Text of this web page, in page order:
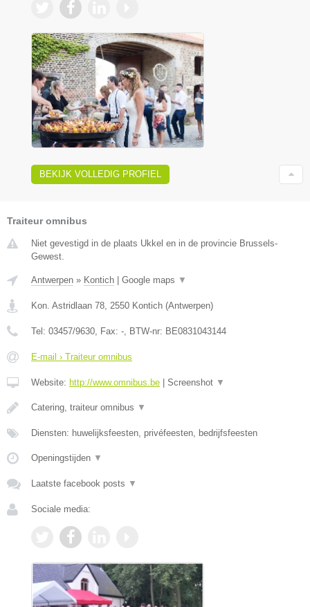
BEKIJK VOLLEDIG PROFIEL
Traiteur omnibus
Niet gevestigd in de plaats Ukkel en in de provincie Brussels-
Gewest.
Antwerpen » Kontich | Google maps ▼
Kon. Astridlaan 78 2550 Kontich (Antwerpen)
Tel: 03457/9630 , Fax: - , BTW-nr: BE0831043144
E-mail › Traiteur omnibus
Website: http://www.omnibus.be | Screenshot ▼
Catering, traiteur omnibus ▼
Diensten: huwelijksfeesten, privéfeesten, bedrijfsfeesten
Openingstijden ▼
Laatste facebook posts ▼
Sociale media: